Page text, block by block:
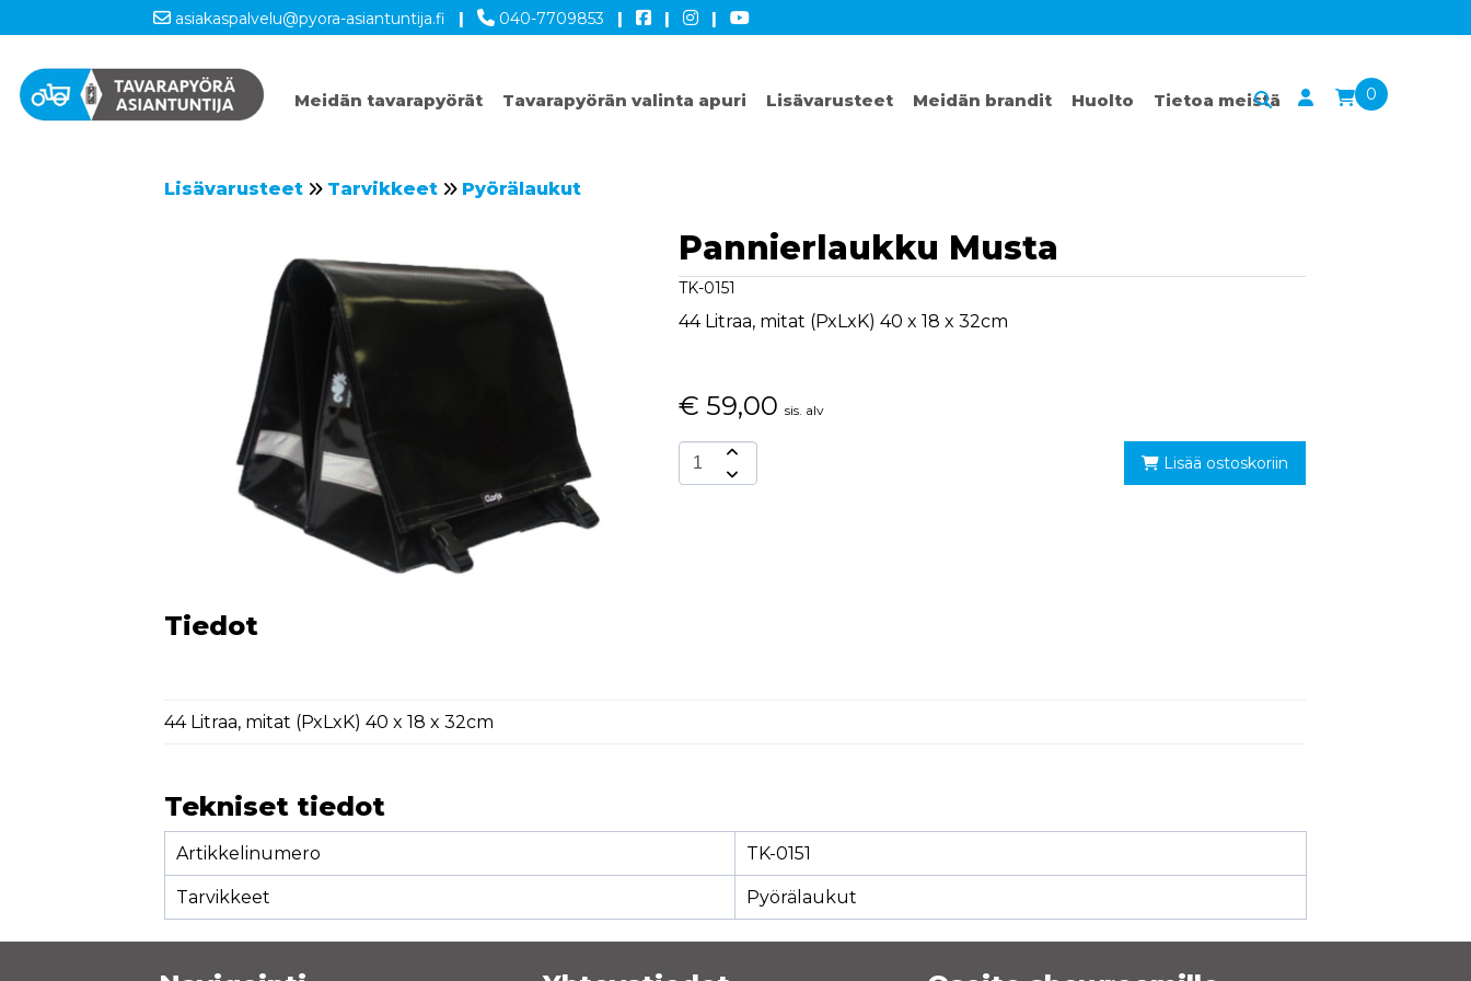
asiakaspalvelu@pyora-asiantuntija.fi | 040-7709853 | | |
Meidän tavarapyörät Tavarapyörän valinta apuri Lisävarusteet Meidän brandit Huolto Tietoa meistä 0
Lisävarusteet Tarvikkeet Pyörälaukut
Pannierlaukku Musta
TK-0151
44 Litraa, mitat (PxLxK) 40 x 18 x 32cm
€ 59,00 sis. alv
Lisää ostoskoriin
Tiedot
44 Litraa, mitat (PxLxK) 40 x 18 x 32cm
Tekniset tiedot
Artikkelinumero TK-0151
Tarvikkeet Pyörälaukut